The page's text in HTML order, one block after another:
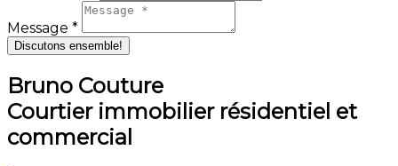
Message *
Discutons ensemble!
Bruno Couture
Courtier immobilier résidentiel et
commercial